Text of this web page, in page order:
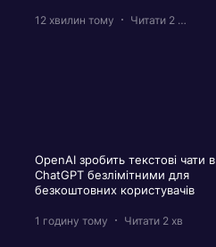
12 хвилин тому Читати 2 хв
OpenAI зробить текстові чати в
ChatGPT безлімітними для
безкоштовних користувачів
1 годину тому Читати 2 хв